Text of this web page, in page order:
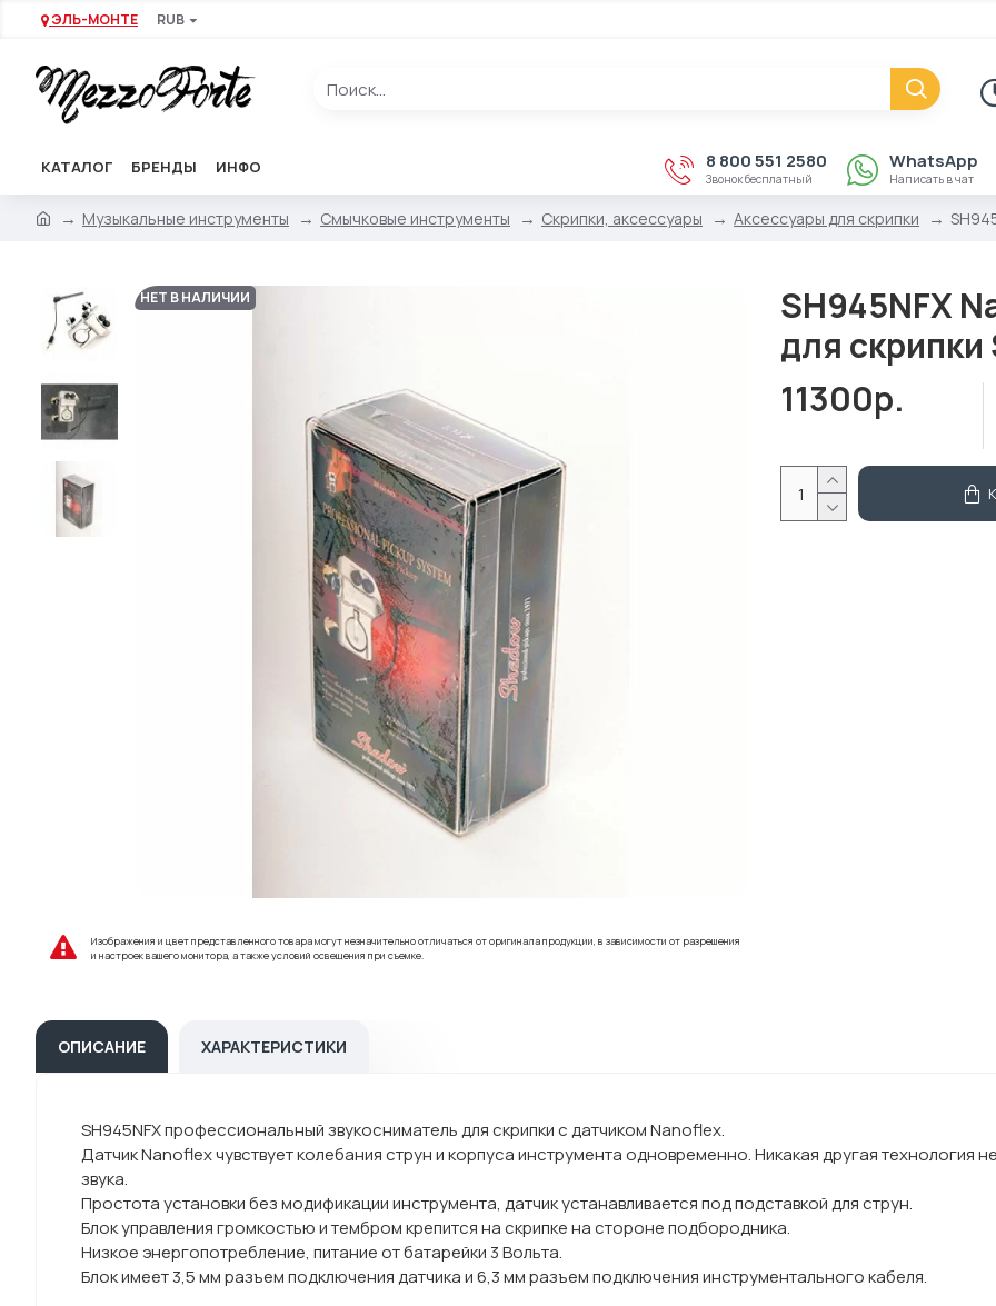
ЭЛЬ-МОНТЕ RUB
КАТАЛОГ БРЕНДЫ ИНФО 8 800 551 2580
Звонок бесплатный
WhatsApp
Написать в чат
Музыкальные инструменты Смычковые инструменты Скрипки, аксессуары Аксессуары для скрипки
НЕТ В НАЛИЧИИ
Изображения и цвет представленного товара могут незначительно отличаться от оригинала продукции, в зависимости от разрешения
и настроек вашего монитора, а также условий освещения при съемке.
SH945NFX
для скрипки
11300р.
ОПИСАНИЕ ХАРАКТЕРИСТИКИ
SH945NFX профессиональный звукосниматель для скрипки с датчиком Nanoflex.
Датчик Nanoflex чувствует колебания струн и корпуса инструмента одновременно. Никакая другая технология
звука.
Простота установки без модификации инструмента, датчик устанавливается под подставкой для струн.
Блок управления громкостью и тембром крепится на скрипке на стороне подбородника.
Низкое энергопотребление, питание от батарейки 3 Вольта.
Блок имеет 3,5 мм разъем подключения датчика и 6,3 мм разъем подключения инструментального кабеля.